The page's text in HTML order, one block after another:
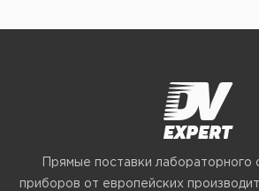
Прямые поставки лабораторного
приборов от европейских